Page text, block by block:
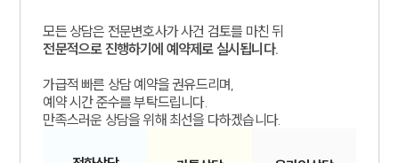
업무사례
사례분석/최신동향
이혼 법률정보
법률지식인
모든 상담은 전문변호사가 사건 검토를 마친 뒤
전문적으로 진행하기에 예약제로 실시됩니다.
가급적 빠른 상담 예약을 권유드리며,
예약 시간 준수를 부탁드립니다.
만족스러운 상담을 위해 최선을 다하겠습니다.